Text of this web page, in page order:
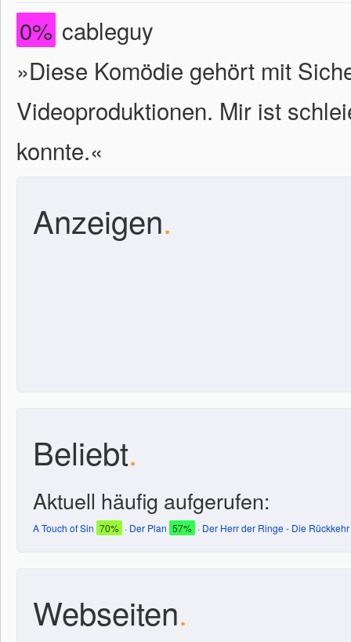
0% cableguy
»Diese Komödie gehört mit
Videoproduktionen. Mir ist
konnte.«
Anzeigen.
Beliebt.
Aktuell häufig aufgerufen:
A Touch of Sin 70% · Der Plan 57% · Der Herr der Ringe - Die
Webseiten.